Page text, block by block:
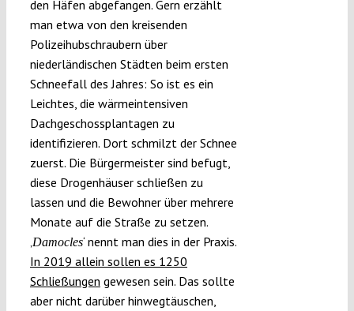
den Häfen abgefangen. Gern erzählt
man etwa von den kreisenden
Polizeihubschraubern über
niederländischen Städten beim ersten
Schneefall des Jahres: So ist es ein
Leichtes, die wärmeintensiven
Dachgeschossplantagen zu
identifizieren. Dort schmilzt der Schnee
zuerst. Die Bürgermeister sind befugt,
diese Drogenhäuser schließen zu
lassen und die Bewohner über mehrere
Monate auf die Straße zu setzen.
Damocles‘ nennt man dies in der Praxis.
In 2019 allein sollen es 1250
Schließungen gewesen sein. Das sollte
aber nicht darüber hinwegtäuschen,